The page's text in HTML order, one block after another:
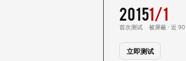
2015
首次测试
1/1
被屏蔽 · 近
立即测试